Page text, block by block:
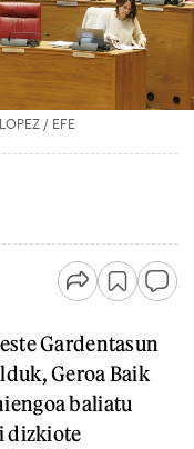
/ EFE
Gardentasun
Geroa Baik
baliatu
dizkiote